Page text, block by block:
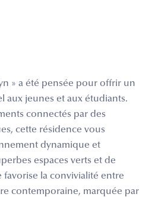
» a été pensée pour offrir un
aux jeunes et aux étudiants.
connectés par des
cette résidence vous
dynamique et
espaces verts et de
la convivialité entre
contemporaine, marquée par